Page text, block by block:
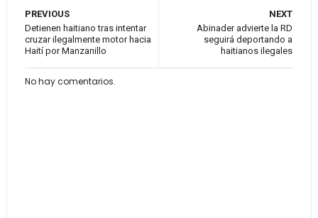
NEXT
Abinader advierte la RD
seguirá deportando a
haitianos ilegales
PREVIOUS
Detienen haitiano tras intentar
cruzar ilegalmente motor hacia
Haití por Manzanillo
No hay comentarios.